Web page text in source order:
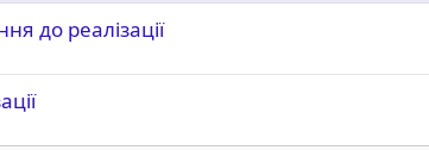
до реалізації